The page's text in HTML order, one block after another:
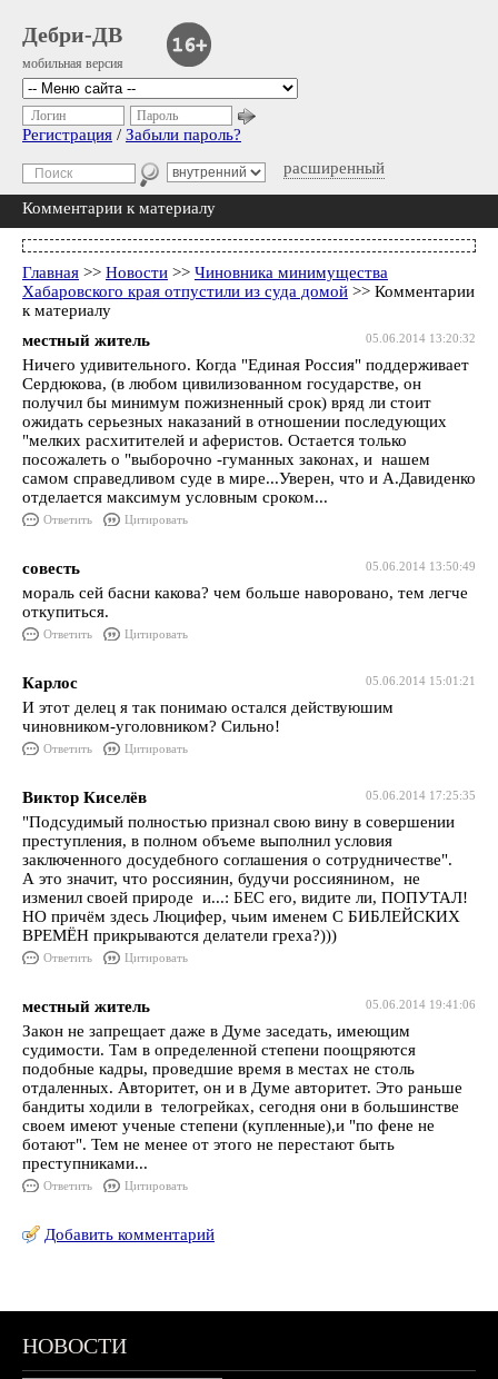
Дебри-ДВ
мобильная версия
расширенный
Логин Пароль
Регистрация / Забыли пароль?
Комментарии к материалу
Главная >> Новости >> Чиновника минимущества
Хабаровского края отпустили из суда домой >> Комментарии
к материалу
05.06.2014 13:20:32
местный житель
Ничего удивительного. Когда "Единая Россия" поддерживает
Сердюкова, (в любом цивилизованном государстве, он
получил бы минимум пожизненный срок) вряд ли стоит
ожидать серьезных наказаний в отношении последующих
"мелких расхитителей и аферистов. Остается только
посожалеть о "выборочно -гуманных законах, и нашем
самом справедливом суде в мире...Уверен, что и А.Давиденко
отделается максимум условным сроком...
Ответить Цитировать
05.06.2014 13:50:49
совесть
мораль сей басни какова? чем больше наворовано, тем легче
откупиться.
Ответить Цитировать
05.06.2014 15:01:21
Карлос
И этот делец я так понимаю остался действуюшим
чиновником-уголовником? Сильно!
Ответить Цитировать
05.06.2014 17:25:35
Виктор Киселёв
"Подсудимый полностью признал свою вину в совершении
преступления, в полном объеме выполнил условия
заключенного досудебного соглашения о сотрудничестве".
А это значит, что россиянин, будучи россиянином, не
изменил своей природе и...: БЕС его, видите ли, ПОПУТАЛ!
НО причём здесь Люцифер, чьим именем С БИБЛЕЙСКИХ
ВРЕМЁН прикрываются делатели греха?)))
Ответить Цитировать
05.06.2014 19:41:06
местный житель
Закон не запрещает даже в Думе заседать, имеющим
судимости. Там в определенной степени поощряются
подобные кадры, проведшие время в местах не столь
отдаленных. Авторитет, он и в Думе авторитет. Это раньше
бандиты ходили в телогрейках, сегодня они в большинстве
своем имеют ученые степени (купленные),и "по фене не
ботают". Тем не менее от этого не перестают быть
преступниками...
Ответить Цитировать
Добавить комментарий
НОВОСТИ